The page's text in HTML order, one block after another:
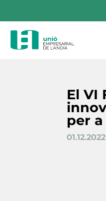
El VI
per
01.12.2022